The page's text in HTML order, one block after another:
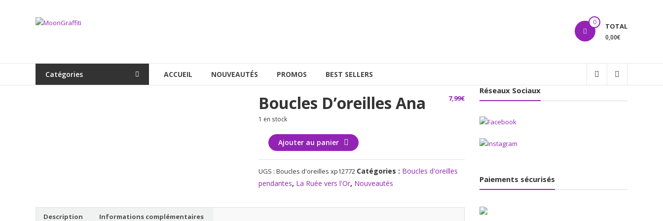
MoonGraffiti 0 TOTAL
0,00€
Catégories ACCUEIL NOUVEAUTÉS PROMOS BEST SELLERS
Boucles D’oreilles Ana 7,99€
1 en stock
quantité
Boucles
d'oreilles
Ana
Ajouter au panier
UGS :Boucles d'oreilles xp12772 Catégories : Boucles d'oreilles
pendantes, La Ruée vers l'Or, Nouveautés
Description Informations complémentaires
Réseaux Sociaux
Paiements sécurisés